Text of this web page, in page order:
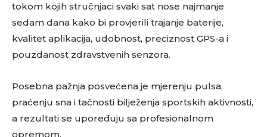
tokom kojih stručnjaci svaki sat nose najmanje
sedam dana kako bi provjerili trajanje baterije,
kvalitet aplikacija, udobnost, preciznost GPS-a i
pouzdanost zdravstvenih senzora.
Posebna pažnja posvećena je mjerenju pulsa,
praćenju sna i tačnosti bilježenja sportskih aktivnosti,
a rezultati se upoređuju sa profesionalnom
opremom.